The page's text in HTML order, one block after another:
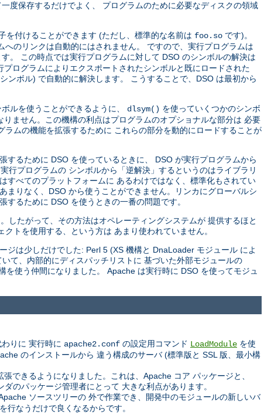
度保存するだけでよく、 プログラムのために必要なディスクの領域
を付けることができます (ただし、標準的な名前は foo.so です)。
のリンクは自動的にはされません。 ですので、実行プログラムは
。 この時点では実行プログラムに対して DSO のシンボルの解決は
ログラムによりエクスポートされたシンボルと既にロードされた
ンボル) で自動的に解決します。 こうすることで、DSO は最初から
ルを使うことができるように、 dlsym() を使っていくつかのシンボ
ません。この機構の利点はプログラムのオプショナルな部分は 必要
ムの機能を拡張するために これらの部分を動的にロードすることが
るために DSO を使っているときに、 DSO が実行プログラムから
行プログラムの シンボルから「逆解決」するというのはライブラリ
べてのプラットフォームに あるわけではなく、標準化もされてい
りなく、DSO から使うことができません。リンカにグローバルシ
るために DSO を使うときの一番の問題です。
したがって、その方法はオペレーティングシステムが 提供するほと
トを使用する、という方は あまり使われていません。
ジは少しだけでした: Perl 5 (XS 機構と DnaLoader モジュール によ
て、内部的にディスパッチリストに 基づいた外部モジュールの
使う仲間になりました。 Apache は実行時に DSO を使ってモジュ
りに 実行時に apache2.conf の設定用コマンド LoadModule を使
のインストールから 違う構成のサーバ (標準版と SSL 版、最小構
できるようになりました。これは、Apache コア パッケージと、
のパッケージ管理者にとって 大きな利点があります。
ソースツリーの 外で作業でき、開発中のモジュールの新しいバ
を行なうだけで良くなるからです。